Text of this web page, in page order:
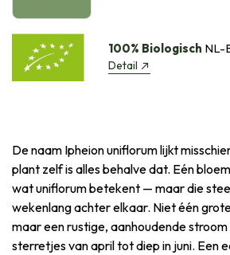
100% Biologisch NL-
Detail
De naam Ipheion uniflorum lijkt
plant zelf is alles behalve dat. Eén
wat uniflorum betekent — maar die
wekenlang achter elkaar. Niet één
maar een rustige, aanhoudende
sterretjes van april tot diep in juni. Een